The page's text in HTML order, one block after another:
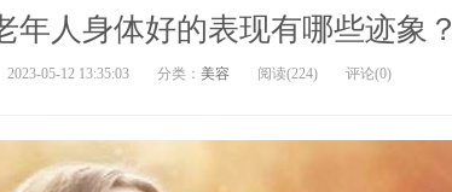
年人身体好的表现有哪些迹象？
2023-05-12 13:35:03 分类： 美容 阅读(224) 评论(0)